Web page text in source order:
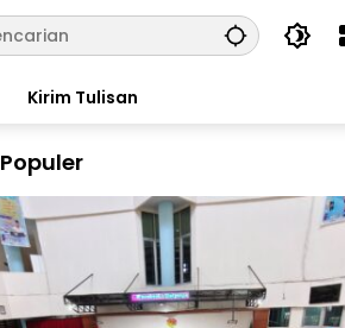
Kirim Tulisan
Populer